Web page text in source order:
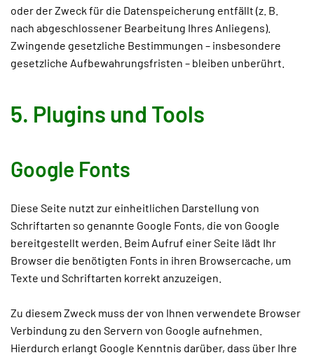
oder der Zweck für die Datenspeicherung entfällt (z. B.
nach abgeschlossener Bearbeitung Ihres Anliegens).
Zwingende gesetzliche Bestimmungen – insbesondere
gesetzliche Aufbewahrungsfristen – bleiben unberührt.
5. Plugins und Tools
Google Fonts
Diese Seite nutzt zur einheitlichen Darstellung von
Schriftarten so genannte Google Fonts, die von Google
bereitgestellt werden. Beim Aufruf einer Seite lädt Ihr
Browser die benötigten Fonts in ihren Browsercache, um
Texte und Schriftarten korrekt anzuzeigen.
Zu diesem Zweck muss der von Ihnen verwendete Browser
Verbindung zu den Servern von Google aufnehmen.
Hierdurch erlangt Google Kenntnis darüber, dass über Ihre